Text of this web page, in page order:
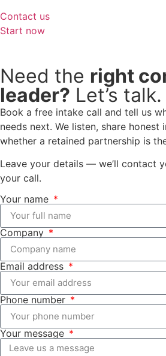
Contact us
Start now
Need the right
leader? Let’s talk.
Book a free intake call and tell us
needs next. We listen, share honest
whether a retained partnership is
Leave your details — we’ll contact
your call.
Your name
Company
Email address
Phone number
Your message